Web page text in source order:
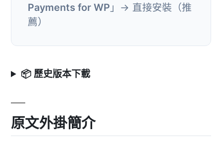
Payments for WP 」→ 直接安裝（推
薦）
📦 歷史版本下載
原文外掛簡介